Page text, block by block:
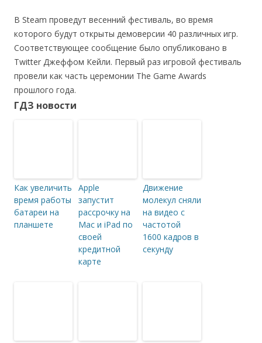
В Steam проведут весенний фестиваль, во время
которого будут открыты демоверсии 40 различных игр.
Соответствующее сообщение было опубликовано в
Twitter Джеффом Кейли. Первый раз игровой фестиваль
провели как часть церемонии The Game Awards
прошлого года.
ГДЗ новости
Как увеличить
время работы
батареи на
планшете
Apple
запустит
рассрочку на
Mac и iPad по
своей
кредитной
карте
Движение
молекул сняли
на видео с
частотой
1600 кадров в
секунду